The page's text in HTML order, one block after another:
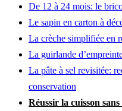
De 12 à 24 mois: le
Le sapin en carton à
La crèche simplifiée en
La guirlande
La pâte à sel revisitée:
conservation
Réussir la cuisson sans